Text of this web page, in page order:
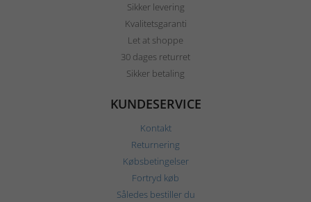
Sikker levering
Kvalitetsgaranti
Let at shoppe
30 dages returret
Sikker betaling
KUNDESERVICE
Kontakt
Returnering
Købsbetingelser
Fortryd køb
Således bestiller du